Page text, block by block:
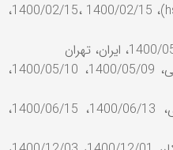
بهداشت،ایمنی و محیط زیست (hse)، 1400/02/15، 1400/02/15،
اخلاق حرفه ای اعضاء هیئت علمی، 1400/05/09، 1400/05/10،
فعالیت های گروهی و تیم سازی، 1400/06/13، 1400/06/15،